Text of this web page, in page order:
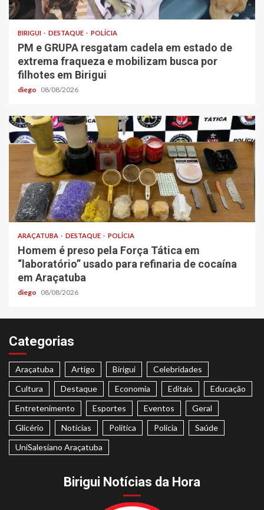
BIRIGUI DESTAQUE POLÍCIA
PM e GRUPA resgatam cadela em estado de
extrema fraqueza e mobilizam busca por
filhotes em Birigui
diego 08/08/2026
ARAÇATUBA DESTAQUE POLÍCIA
Homem é preso pela Força Tática em
“laboratório” usado para refinaria de cocaína
em Araçatuba
diego 08/08/2026
Categorias
Araçatuba Artigo Birigui
Celebridades
Cultura
Destaque Economia Editais
Educação
Entretenimento
Esportes Eventos
Geral
Glicério
Notícias Politica Polícia
Saúde
UniSalesiano Araçatuba
Birigui Notícias da Hora